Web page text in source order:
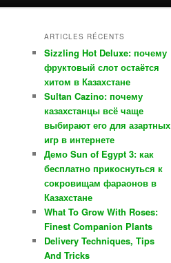
ARTICLES RÉCENTS
Sizzling Hot Deluxe: почему
фруктовый слот остаётся
хитом в Казахстане
Sultan Cazino: почему
казахстанцы всё чаще
выбирают его для азартных
игр в интернете
Демо Sun of Egypt 3: как
бесплатно прикоснуться к
сокровищам фараонов в
Казахстане
What To Grow With Roses:
Finest Companion Plants
Delivery Techniques, Tips
And Tricks